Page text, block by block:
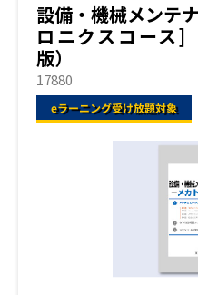
設備・機械メンテ
ロニクスコース]
版）
17880